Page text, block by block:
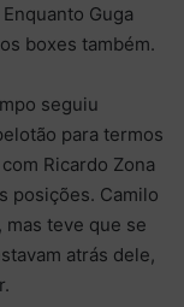
Guga
boxes também.
seguiu
para termos
Ricardo Zona
posições. Camilo
teve que se
atrás dele,